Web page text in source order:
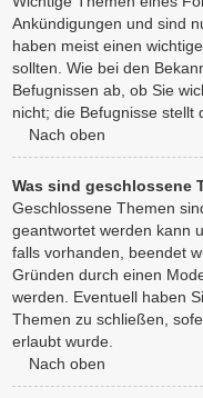
Ankündigungen und sind
haben meist einen
sollten. Wie bei den
Befugnissen ab, ob Sie
nicht; die Befugnisse stellt
Nach oben
Was sind geschlossene
Geschlossene Themen
geantwortet werden kann
falls vorhanden, beendet
Gründen durch einen
werden. Eventuell haben
Themen zu schließen,
erlaubt wurde.
Nach oben